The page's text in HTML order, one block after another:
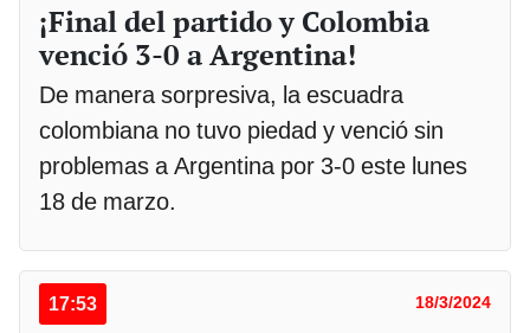
¡Final del partido y Colombia
venció 3-0 a Argentina!
De manera sorpresiva, la escuadra
colombiana no tuvo piedad y venció sin
problemas a Argentina por 3-0 este lunes
18 de marzo.
17:53 18/3/2024